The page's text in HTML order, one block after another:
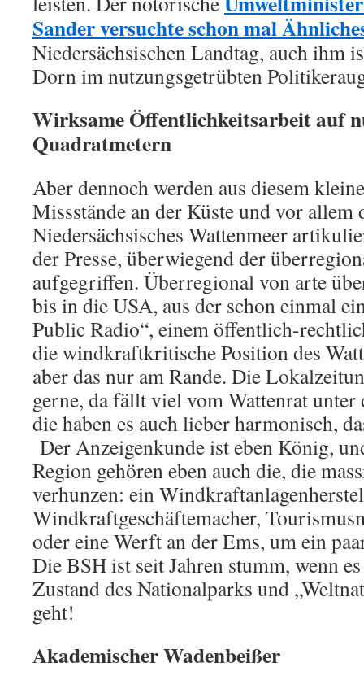
Sander versuchte schon mal
Niedersächsischen Landtag, auch ihm
Dorn im nutzungsgetrübten
Wirksame Öffentlichkeitsarbeit auf
Quadratmetern
Aber dennoch werden aus diesem
Missstände an der Küste und vor
Niedersächsisches Wattenmeer
der Presse, überwiegend der
aufgegriffen. Überregional von arte
bis in die USA, aus der schon einmal
Public Radio“, einem öffentlich-
die windkraftkritische Position des
aber das nur am Rande. Die
gerne, da fällt viel vom Wattenrat unter
die haben es auch lieber harmonisch,
Der Anzeigenkunde ist eben König,
Region gehören eben auch die, die
verhunzen: ein
Windkraftgeschäftemacher,
oder eine Werft an der Ems, um ein
Die BSH ist seit Jahren stumm, wenn
Zustand des Nationalparks und
geht!
Akademischer Wadenbeißer